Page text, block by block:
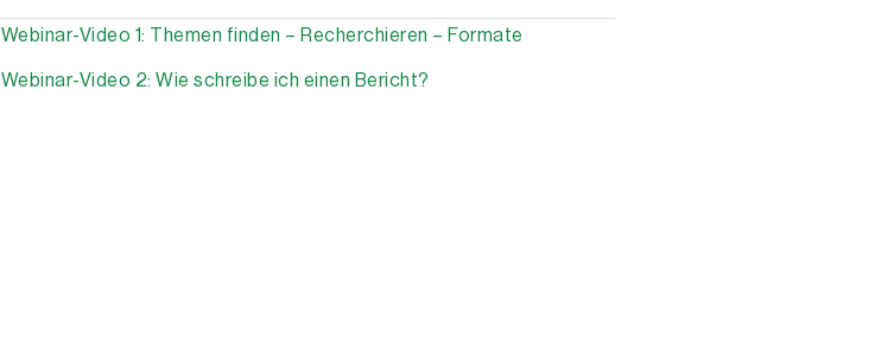
Webinar-Video 1: Themen finden – Recherchieren – Formate
Webinar-Video 2: Wie schreibe ich einen Bericht?